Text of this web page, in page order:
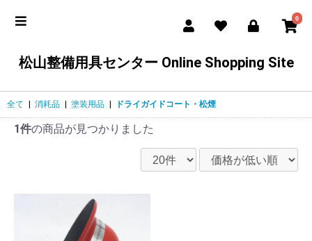
0
松山整備用具センター Online Shopping Site
全て 消耗品 塗装用品 ドライガイドコート・松煙
1件の商品が見つかりました